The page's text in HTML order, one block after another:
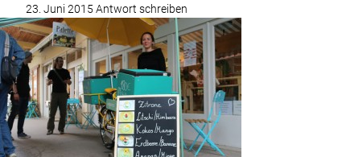
23. Juni 2015 Antwort schreiben